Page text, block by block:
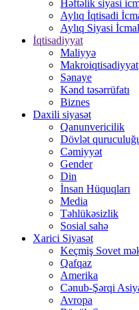
Həftəlik siyasi
Aylıq İqtisadi
Aylıq Siyasi İcmal
İqtisadiyyat
Maliyyə
Makroiqtisadiyyat
Sənaye
Kənd təsərrüfatı
Biznes
Daxili siyasət
Qanunvericilik
Dövlət
Cəmiyyət
Gender
Din
İnsan Hüquqları
Media
Təhlükəsizlik
Sosial sahə
Xarici Siyasət
Keçmiş Sovet
Qafqaz
Amerika
Cənub-Şərqi
Avropa